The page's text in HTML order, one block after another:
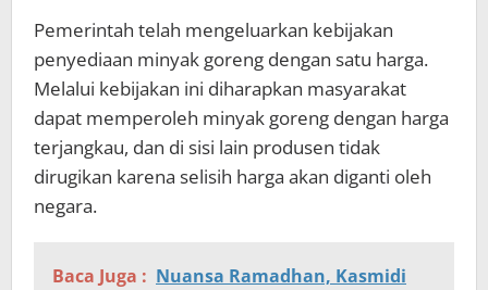
Pemerintah telah mengeluarkan kebijakan
penyediaan minyak goreng dengan satu harga.
Melalui kebijakan ini diharapkan masyarakat
dapat memperoleh minyak goreng dengan harga
terjangkau, dan di sisi lain produsen tidak
dirugikan karena selisih harga akan diganti oleh
negara.
Baca Juga : Nuansa Ramadhan, Kasmidi